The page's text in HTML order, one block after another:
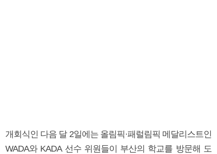
개회식인 다음 달 2일에는 올림픽·패럴림픽 메달리스트인
WADA와 KADA 선수 위원들이 부산의 학교를 방문해 도